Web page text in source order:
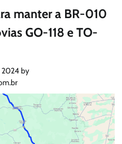
manter a BR-010
GO-118 e TO-
2024 by